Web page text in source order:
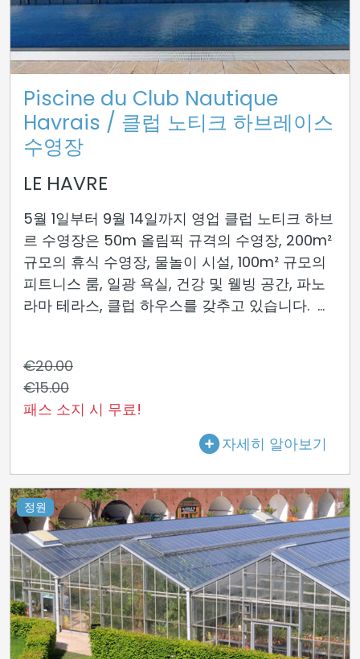
Piscine du Club Nautique
Havrais / 클럽 노티크 하브레이스
수영장
LE HAVRE
5월 1일부터 9월 14일까지 영업 클럽 노티크 하브
르 수영장은 50m 올림픽 규격의 수영장, 200m²
규모의 휴식 수영장, 물놀이 시설, 100m² 규모의
피트니스 룸, 일광 욕실, 건강 및 웰빙 공간, 파노
라마 테라스, 클럽 하우스를 갖추고 있습니다. ...
€20.00
€15.00
패스 소지 시 무료!
자세히 알아보기
정원